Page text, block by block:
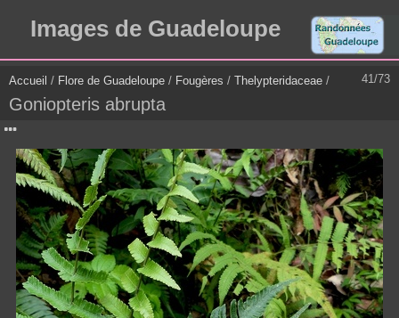
Images de Guadeloupe
41/73
Accueil / Flore de Guadeloupe / Fougères / Thelypteridaceae /
Goniopteris abrupta